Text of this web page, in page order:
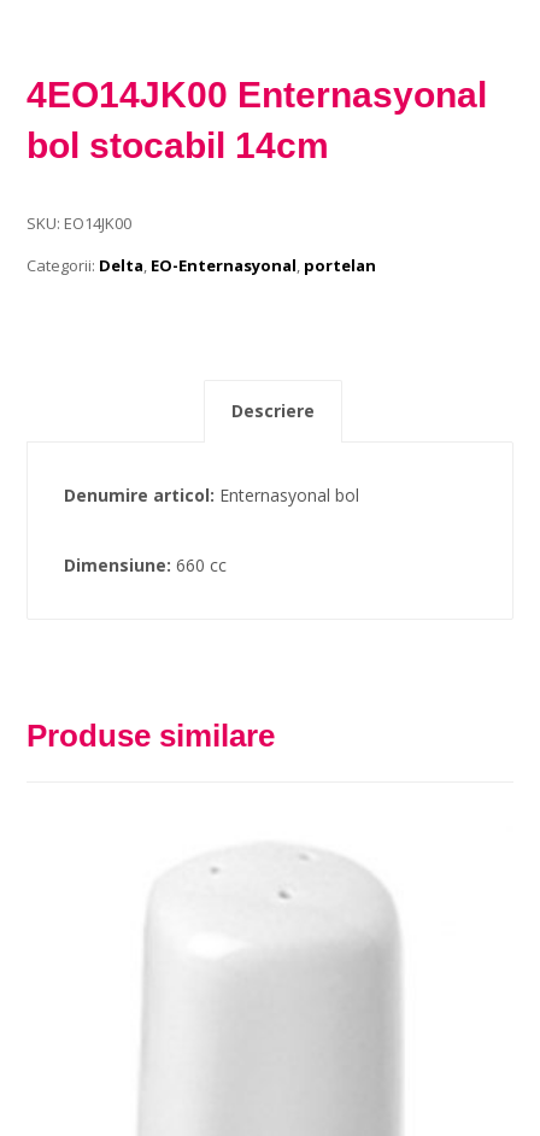
4EO14JK00 Enternasyonal
bol stocabil 14cm
SKU: EO14JK00
Categorii: Delta, EO-Enternasyonal, portelan
Descriere
Denumire articol: Enternasyonal bol
Dimensiune:660 cc
Produse similare